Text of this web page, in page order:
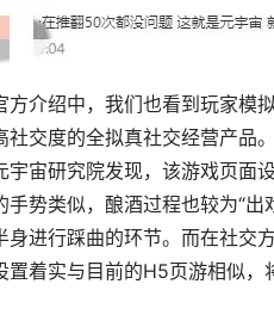
介绍中，我们也看到玩家模
社交度的全拟真社交经营产品
宇宙研究院发现，该游戏页面
势类似，酿酒过程也较为“
身进行踩曲的环节。而在社交
着实与目前的H5页游相似